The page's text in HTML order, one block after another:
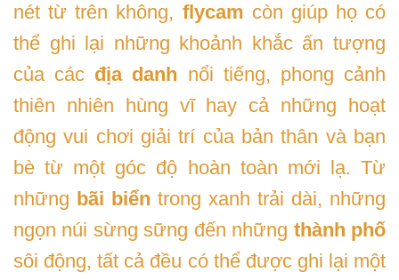
nét từ trên không, flycam còn giúp họ có
thể ghi lại những khoảnh khắc ấn tượng
của các địa danh nổi tiếng, phong cảnh
thiên nhiên hùng vĩ hay cả những hoạt
động vui chơi giải trí của bản thân và bạn
bè từ một góc độ hoàn toàn mới lạ. Từ
những bãi biển trong xanh trải dài, những
ngọn núi sừng sững đến những thành phố
sôi động, tất cả đều có thể được ghi lại một